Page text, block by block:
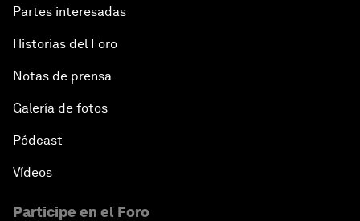
Partes interesadas
Historias del Foro
Notas de prensa
Galería de fotos
Pódcast
Vídeos
Participe en el Foro